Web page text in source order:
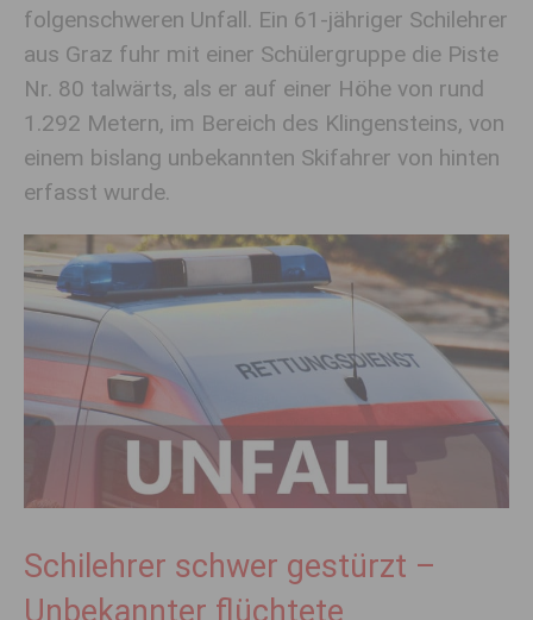
folgenschweren Unfall. Ein 61-jähriger Schilehrer
aus Graz fuhr mit einer Schülergruppe die Piste
Nr. 80 talwärts, als er auf einer Höhe von rund
1.292 Metern, im Bereich des Klingensteins, von
einem bislang unbekannten Skifahrer von hinten
erfasst wurde.
Schilehrer schwer gestürzt –
Unbekannter flüchtete